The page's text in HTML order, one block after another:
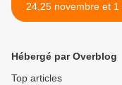
24,25 novembre et 1
décembre
Hébergé par Overblog
Top articles